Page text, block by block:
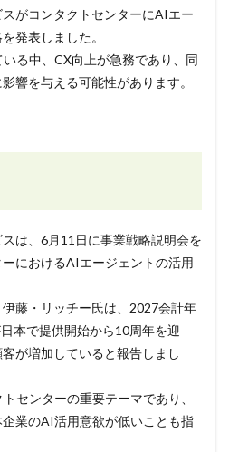
がコンタクトセンターにAIエー
発表しました。
る中、CX向上が急務であり、同
響を与える可能性があります。
は、6月11日に事業戦略説明会を
におけるAIエージェントの活用
藤・リッチー氏は、2027会計年
本で提供開始から10周年を迎
が増加していると報告しまし
センターの重要テーマであり、
業のAI活用意欲が低いことも指